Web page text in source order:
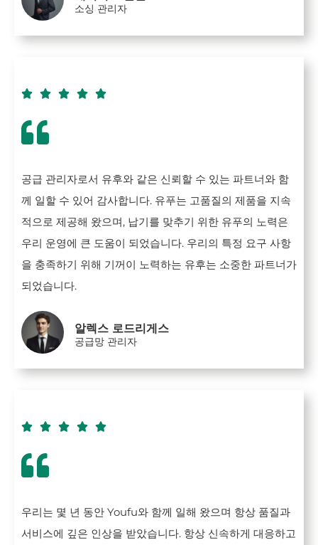
소싱 관리자
    
공급 관리자로서 유후와 같은 신뢰할 수 있는 파트너와 함
께 일할 수 있어 감사합니다. 유푸는 고품질의 제품을 지속
적으로 제공해 왔으며, 납기를 맞추기 위한 유푸의 노력은
우리 운영에 큰 도움이 되었습니다. 우리의 특정 요구 사항
을 충족하기 위해 기꺼이 노력하는 유후는 소중한 파트너가
되었습니다.
알렉스 로드리게스
공급망 관리자
    
우리는 몇 년 동안 Youfu와 함께 일해 왔으며 항상 품질과
서비스에 깊은 인상을 받았습니다. 항상 신속하게 대응하고